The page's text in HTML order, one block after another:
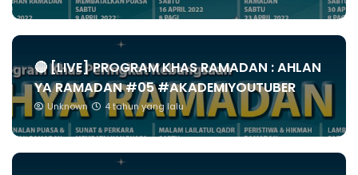
🔴 [LIVE] PROGRAM KHAS RAMADAN : AHLAN
YA RAMADAN #05 #AKADEMIYOUTUBER
Unknown 4 tahun yang lalu